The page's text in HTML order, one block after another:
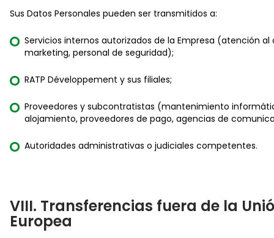
Sus Datos Personales pueden ser transmitidos a:
Servicios internos autorizados de la Empresa (atención al
marketing, personal de seguridad);
RATP Développement y sus filiales;
Proveedores y subcontratistas (mantenimiento
alojamiento, proveedores de pago, agencias de
Autoridades administrativas o judiciales competentes.
VIII. Transferencias fuera de la
Europea